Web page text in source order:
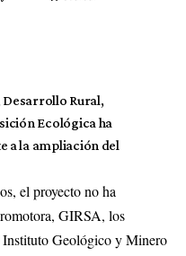
Desarrollo Rural,
Ecológica ha
a la ampliación del
el proyecto no ha
GIRSA, los
Instituto Geológico y Minero